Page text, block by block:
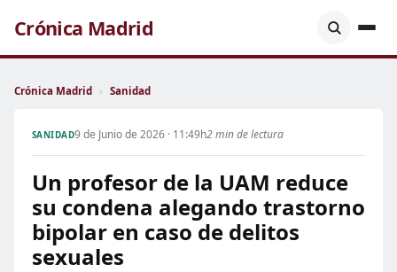
Crónica Madrid
Crónica Madrid › Sanidad
SANIDAD9 de Junio de 2026 · 11:49h2 min de lectura
Un profesor de la UAM reduce
su condena alegando trastorno
bipolar en caso de delitos
sexuales